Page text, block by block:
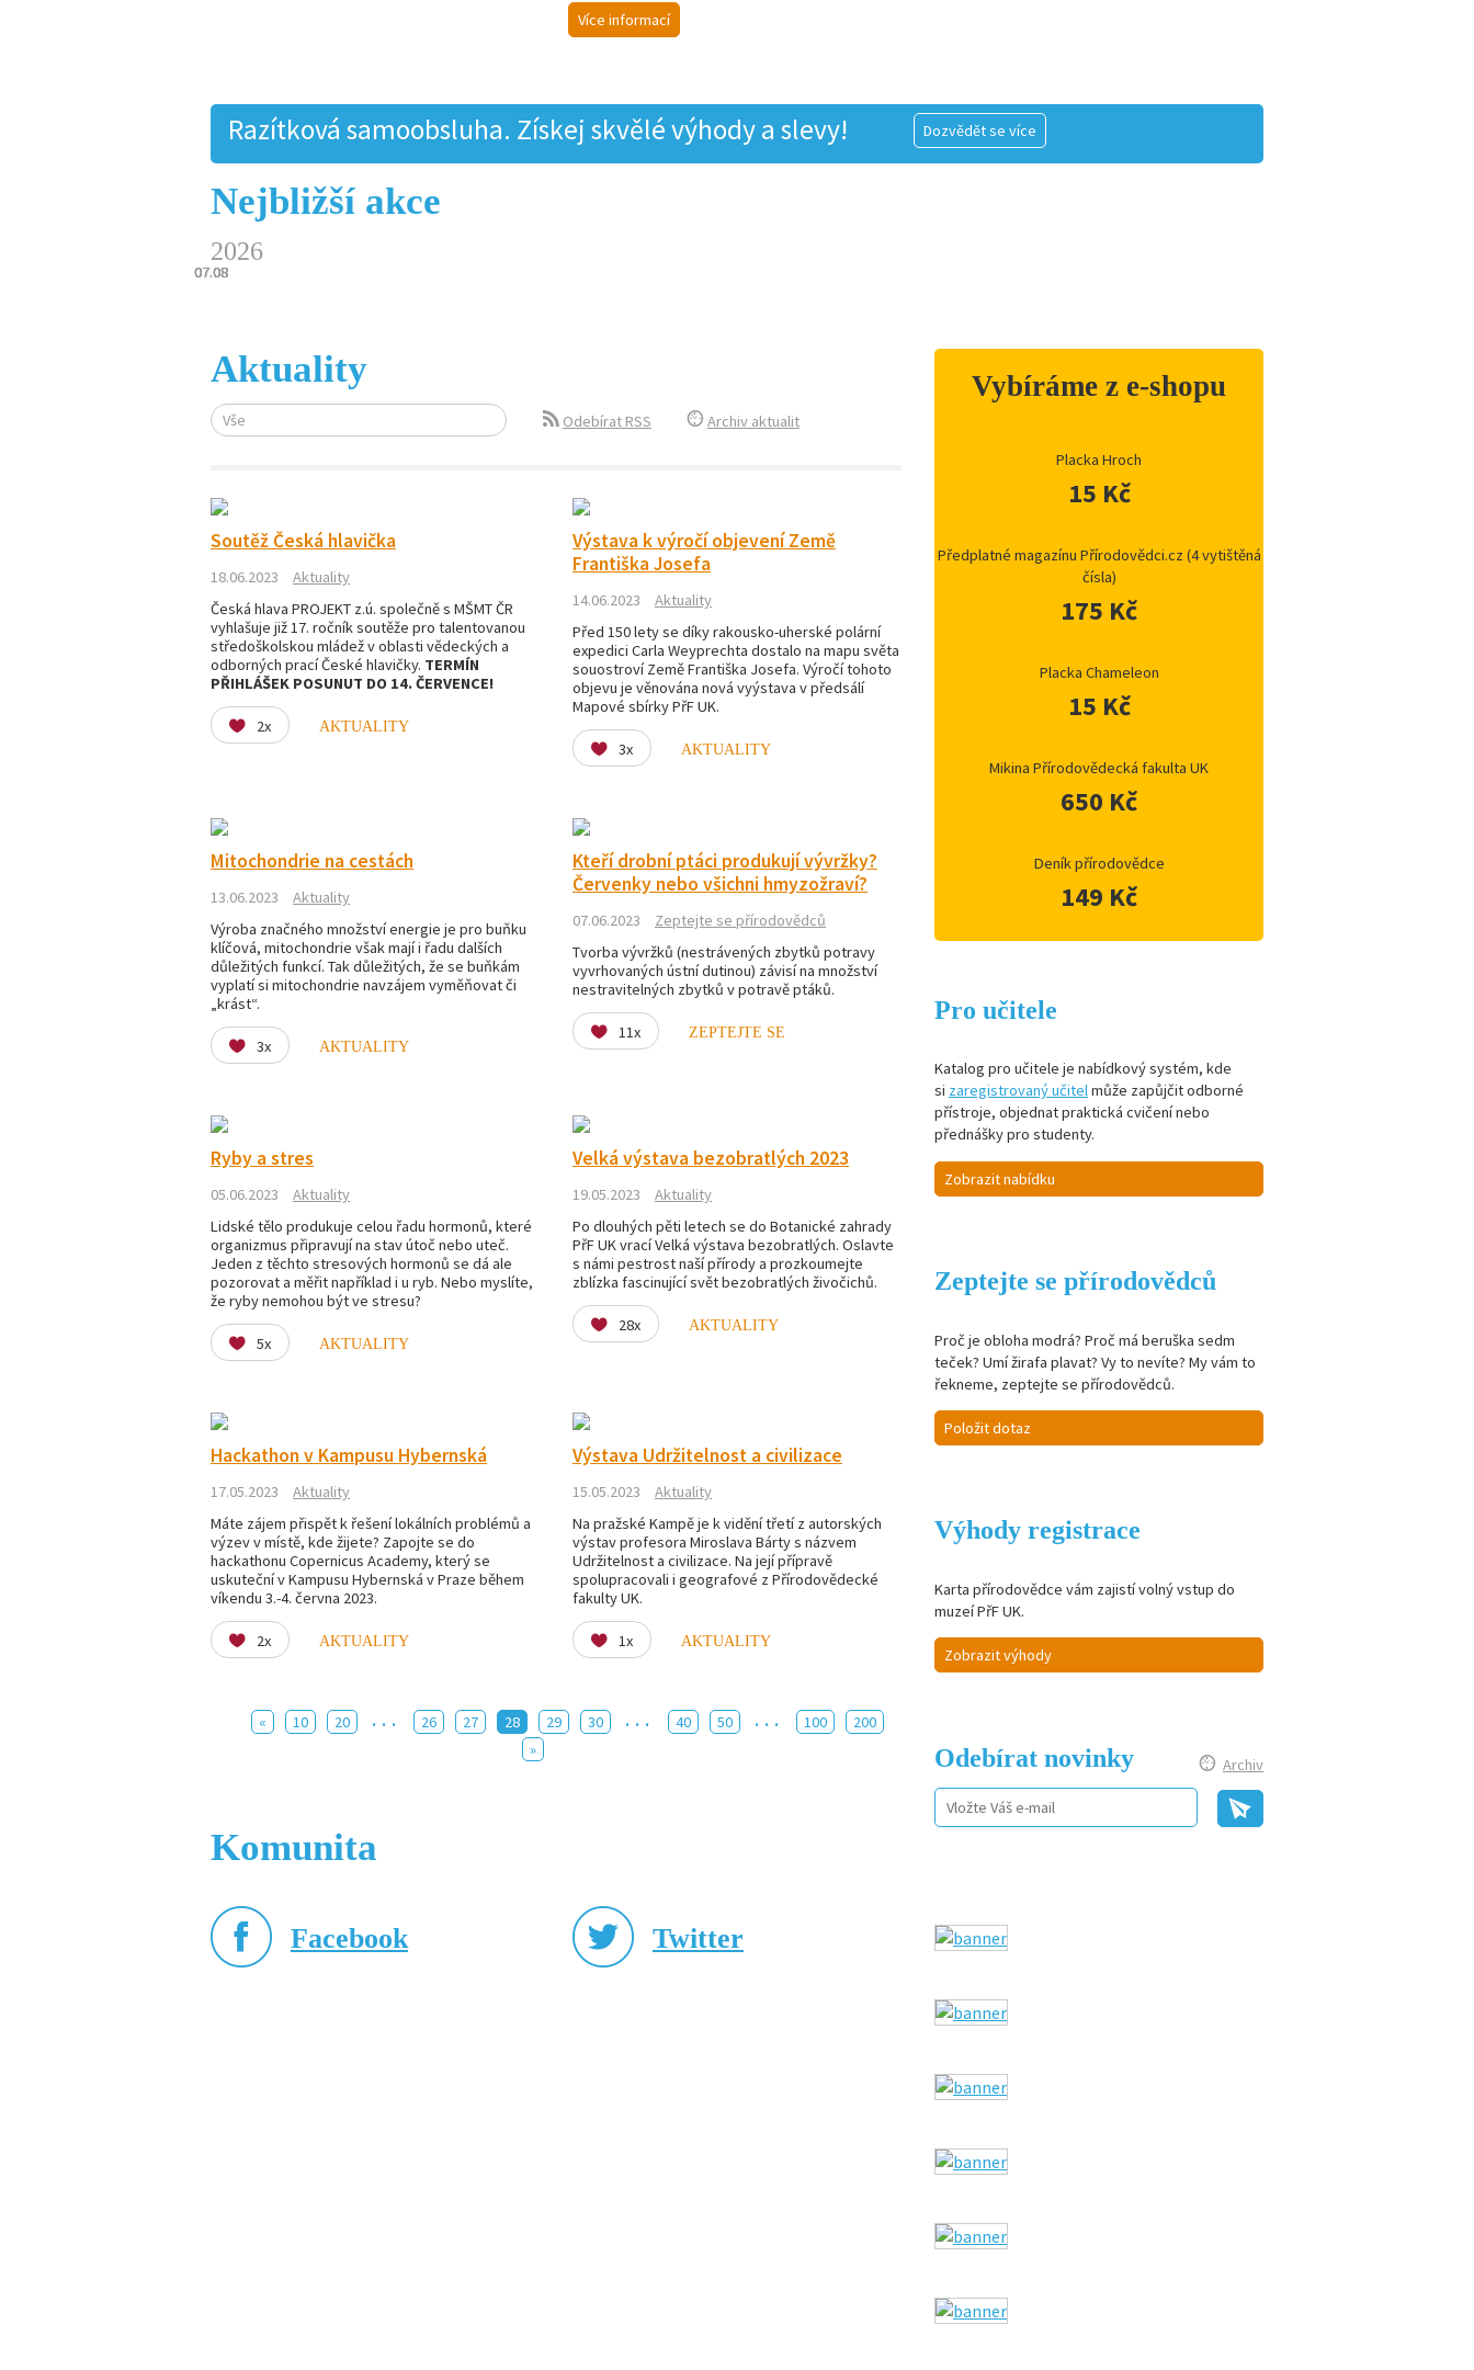
Více informací
Razítková samoobsluha. Získej skvělé výhody a slevy! Dozvědět se více
Nejbližší akce
2026
07.08
07.08
07.08
07.08
07.08
Aktuality
Vše Odebírat RSS Archiv aktualit
Soutěž Česká hlavička
18.06.2023
Aktuality
Česká hlava PROJEKT z.ú. společně s MŠMT ČR
vyhlašuje již 17. ročník soutěže pro talentovanou
středoškolskou mládež v oblasti vědeckých a
odborných prací České hlavičky. TERMÍN
PŘIHLÁŠEK POSUNUT DO 14. ČERVENCE!
2x AKTUALITY
Výstava k výročí objevení Země
Františka Josefa
14.06.2023
Aktuality
Před 150 lety se díky rakousko-uherské polární
expedici Carla Weyprechta dostalo na mapu světa
souostroví Země Františka Josefa. Výročí tohoto
objevu je věnována nová vyýstava v předsálí
Mapové sbírky PřF UK.
3x AKTUALITY
Mitochondrie na cestách
13.06.2023
Aktuality
Výroba značného množství energie je pro buňku
klíčová, mitochondrie však mají i řadu dalších
důležitých funkcí. Tak důležitých, že se buňkám
vyplatí si mitochondrie navzájem vyměňovat či
„krást“.
3x AKTUALITY
Kteří drobní ptáci produkují vývržky?
Červenky nebo všichni hmyzožraví?
07.06.2023
Zeptejte se přírodovědců
Tvorba vývržků (nestrávených zbytků potravy
vyvrhovaných ústní dutinou) závisí na množství
nestravitelných zbytků v potravě ptáků.
11x ZEPTEJTE SE
Ryby a stres
05.06.2023
Aktuality
Lidské tělo produkuje celou řadu hormonů, které
organizmus připravují na stav útoč nebo uteč.
Jeden z těchto stresových hormonů se dá ale
pozorovat a měřit například i u ryb. Nebo myslíte,
že ryby nemohou být ve stresu?
5x AKTUALITY
Velká výstava bezobratlých 2023
19.05.2023
Aktuality
Po dlouhých pěti letech se do Botanické zahrady
PřF UK vrací Velká výstava bezobratlých. Oslavte
s námi pestrost naší přírody a prozkoumejte
zblízka fascinující svět bezobratlých živočichů.
28x AKTUALITY
Hackathon v Kampusu Hybernská
17.05.2023
Aktuality
Máte zájem přispět k řešení lokálních problémů a
výzev v místě, kde žijete? Zapojte se do
hackathonu Copernicus Academy, který se
uskuteční v Kampusu Hybernská v Praze během
víkendu 3.-4. června 2023.
2x AKTUALITY
Výstava Udržitelnost a civilizace
15.05.2023
Aktuality
Na pražské Kampě je k vidění třetí z autorských
výstav profesora Miroslava Bárty s názvem
Udržitelnost a civilizace. Na její přípravě
spolupracovali i geografové z Přírodovědecké
fakulty UK.
1x AKTUALITY
« 10 20 ... 26 27 28 29 30 ... 40 50 ... 100
200
»
Komunita
Facebook Twitter
Vybíráme z e-shopu
Placka Hroch
15 Kč
Předplatné magazínu Přírodovědci.cz (4 vytištěná
čísla)
175 Kč
Placka Chameleon
15 Kč
Mikina Přírodovědecká fakulta UK
650 Kč
Deník přírodovědce
149 Kč
Pro učitele
Katalog pro učitele je nabídkový systém, kde
si zaregistrovaný učitelmůže zapůjčit odborné
přístroje, objednat praktická cvičení nebo
přednášky pro studenty.
Zobrazit nabídku
Zeptejte se přírodovědců
Proč je obloha modrá? Proč má beruška sedm
teček? Umí žirafa plavat? Vy to nevíte? My vám to
řekneme, zeptejte se přírodovědců.
Položit dotaz
Výhody registrace
Karta přírodovědce vám zajistí volný vstup do
muzeí PřF UK.
Zobrazit výhody
Archiv
Odebírat novinky